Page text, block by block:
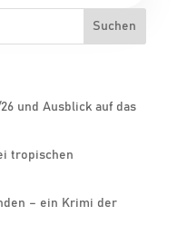
und Ausblick auf das
tropischen
– ein Krimi der